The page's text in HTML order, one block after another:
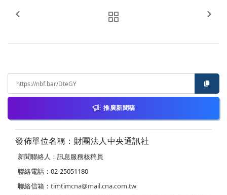
推廣新聞稿
發佈單位名稱：財團法人中央通訊社
新聞聯絡人：訊息服務核稿員
聯絡電話：02-25051180
聯絡信箱： timtimcna@mail.cna.com.tw